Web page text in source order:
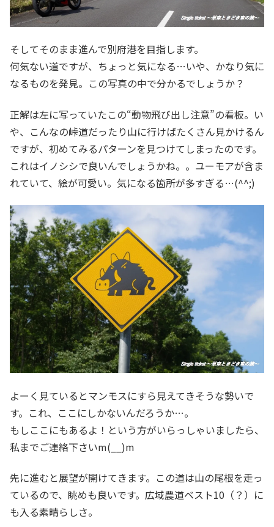
そしてそのまま進んで別府港を目指します。
何気ない道ですが、ちょっと気になる…いや、かなり気に
なるものを発見。この写真の中で分かるでしょうか？
正解は左に写っていたこの“動物飛び出し注意”の看板。い
や、こんなの峠道だったり山に行けばたくさん見かけるん
ですが、初めてみるパターンを見つけてしまったのです。
これはイノシシで良いんでしょうかね。。ユーモアが含ま
れていて、絵が可愛い。気になる箇所が多すぎる…(^^;)
よーく見ているとマンモスにすら見えてきそうな勢いで
す。これ、ここにしかないんだろうか…。
もしここにもあるよ！という方がいらっしゃいましたら、
私までご連絡下さいm(__)m
先に進むと展望が開けてきます。この道は山の尾根を走っ
ているので、眺めも良いです。広域農道ベスト10（？）に
も入る素晴らしさ。